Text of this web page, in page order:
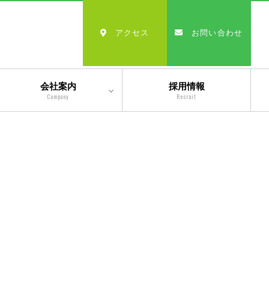
会社案内
Company
採用情報
Recruit
アクセス お問い合わせ